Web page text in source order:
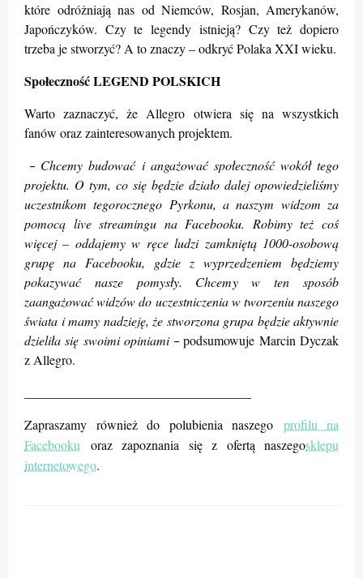
które odróżniają nas od Niemców, Rosjan, Amerykanów,
Japończyków. Czy te legendy istnieją? Czy też dopiero
trzeba je stworzyć? A to znaczy – odkryć Polaka XXI wieku.
Społeczność LEGEND POLSKICH
Warto zaznaczyć, że Allegro otwiera się na wszystkich
fanów oraz zainteresowanych projektem.
– Chcemy budować i angażować społeczność wokół tego
projektu. O tym, co się będzie działo dalej opowiedzieliśmy
uczestnikom tegorocznego Pyrkonu, a naszym widzom za
pomocą live streamingu na Facebooku. Robimy też coś
więcej – oddajemy w ręce ludzi zamkniętą 1000-osobową
grupę na Facebooku, gdzie z wyprzedzeniem będziemy
pokazywać nasze pomysły. Chcemy w ten sposób
zaangażować widzów do uczestniczenia w tworzeniu naszego
świata i mamy nadzieję, że stworzona grupa będzie aktywnie
dzieliła się swoimi opiniami–podsumowuje Marcin Dyczak
z Allegro.
Zapraszamy również do polubienia naszego profilu na
Facebooku oraz zapoznania się z ofertą naszegosklepu
internetowego.